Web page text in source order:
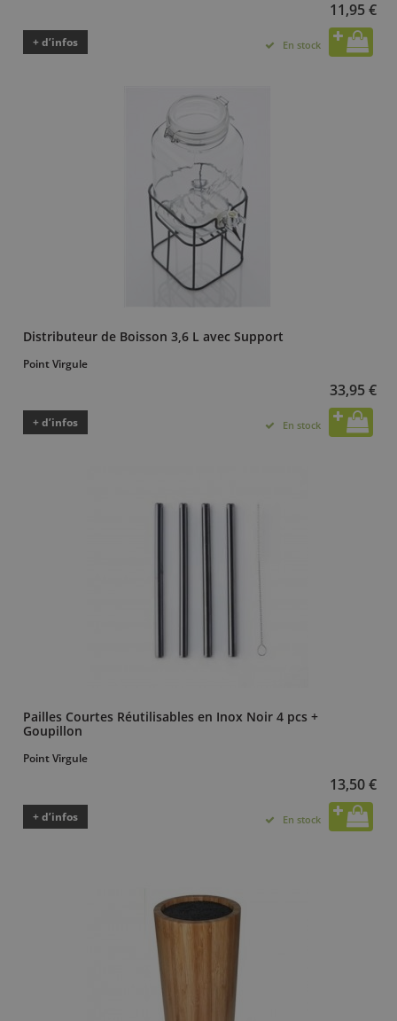
11,95 €
+ d’infos En stock
Distributeur de Boisson 3,6 L avec Support
Point Virgule
33,95 €
+ d’infos En stock
Pailles Courtes Réutilisables en Inox Noir 4 pcs +
Goupillon
Point Virgule
13,50 €
+ d’infos En stock